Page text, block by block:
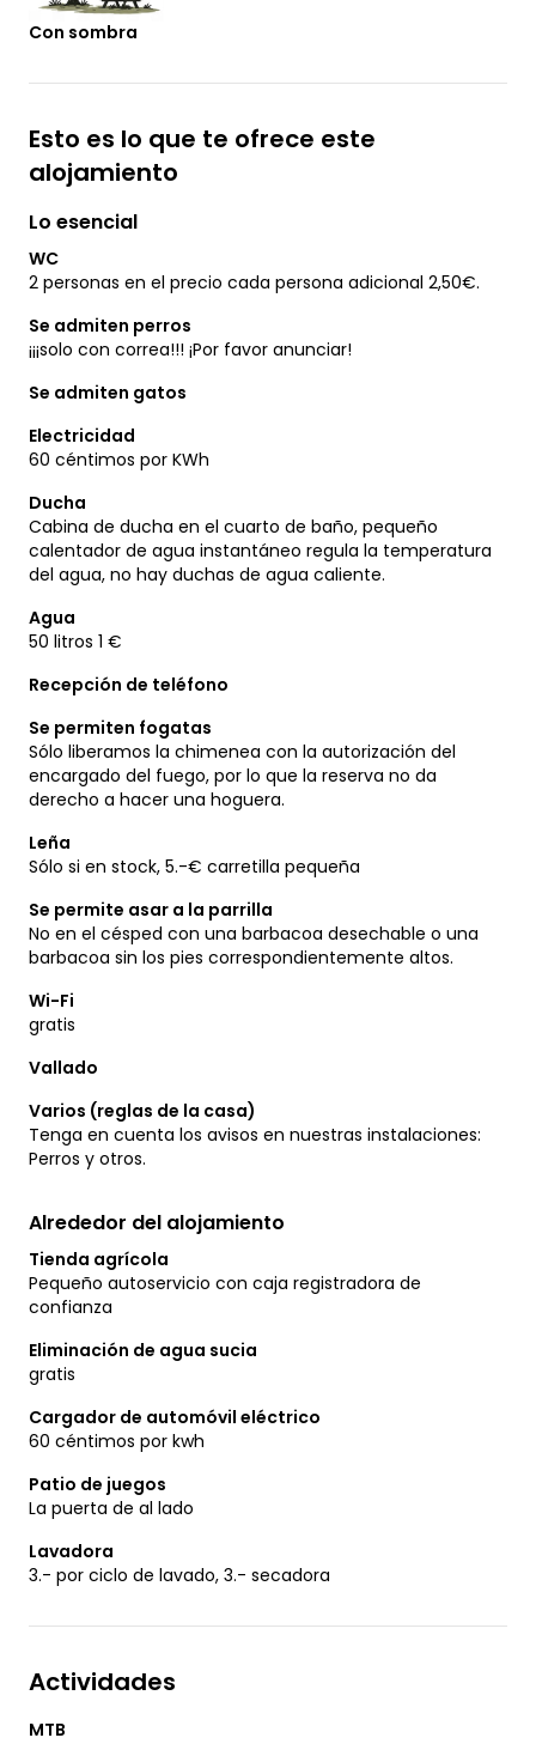
Con sombra
Esto es lo que te ofrece este
alojamiento
Lo esencial
WC
2 personas en el precio cada persona adicional 2,50€.
Se admiten perros
¡¡¡solo con correa!!! ¡Por favor anunciar!
Se admiten gatos
Electricidad
60 céntimos por KWh
Ducha
Cabina de ducha en el cuarto de baño, pequeño
calentador de agua instantáneo regula la temperatura
del agua, no hay duchas de agua caliente.
Agua
50 litros 1 €
Recepción de teléfono
Se permiten fogatas
Sólo liberamos la chimenea con la autorización del
encargado del fuego, por lo que la reserva no da
derecho a hacer una hoguera.
Leña
Sólo si en stock, 5.-€ carretilla pequeña
Se permite asar a la parrilla
No en el césped con una barbacoa desechable o una
barbacoa sin los pies correspondientemente altos.
Wi-Fi
gratis
Vallado
Varios (reglas de la casa)
Tenga en cuenta los avisos en nuestras instalaciones:
Perros y otros.
Alrededor del alojamiento
Tienda agrícola
Pequeño autoservicio con caja registradora de
confianza
Eliminación de agua sucia
gratis
Cargador de automóvil eléctrico
60 céntimos por kwh
Patio de juegos
La puerta de al lado
Lavadora
3.- por ciclo de lavado, 3.- secadora
Actividades
MTB